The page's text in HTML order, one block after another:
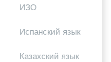
ИЗО
Испанский язык
Казахский язык